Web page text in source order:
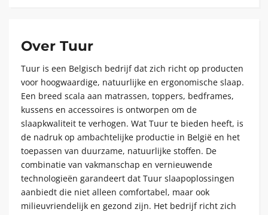
Over Tuur
Tuur is een Belgisch bedrijf dat zich richt op producten
voor hoogwaardige, natuurlijke en ergonomische slaap.
Een breed scala aan matrassen, toppers, bedframes,
kussens en accessoires is ontworpen om de
slaapkwaliteit te verhogen. Wat Tuur te bieden heeft, is
de nadruk op ambachtelijke productie in België en het
toepassen van duurzame, natuurlijke stoffen. De
combinatie van vakmanschap en vernieuwende
technologieën garandeert dat Tuur slaapoplossingen
aanbiedt die niet alleen comfortabel, maar ook
milieuvriendelijk en gezond zijn. Het bedrijf richt zich